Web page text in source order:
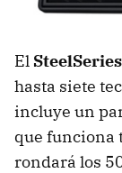
El
hasta siete
incluye un
que funciona
rondará los